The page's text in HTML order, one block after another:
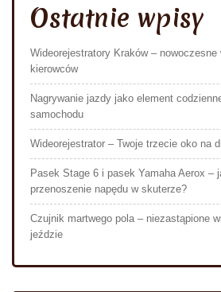
Ostatnie wpisy
Wideorejestratory Kraków – nowoczesne
kierowców
Nagrywanie jazdy jako element
samochodu
Wideorejestrator – Twoje trzecie oko na
Pasek Stage 6 i pasek Yamaha Aerox –
przenoszenie napędu w skuterze?
Czujnik martwego pola – niezastąpione
jeździe